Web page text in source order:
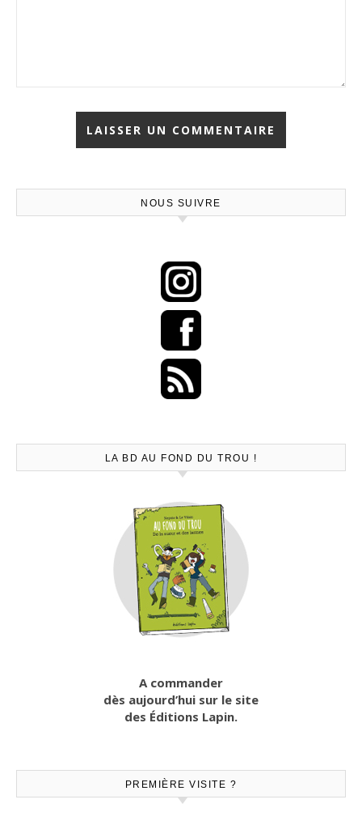
NOUS SUIVRE
LA BD AU FOND DU TROU !
A commander
dès aujourd’hui sur le site
des Éditions Lapin.
PREMIÈRE VISITE ?